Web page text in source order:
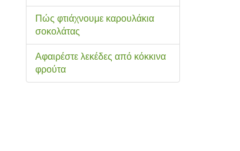
Πώς φτιάχνουμε καρουλάκια
σοκολάτας
Αφαιρέστε λεκέδες από κόκκινα
φρούτα